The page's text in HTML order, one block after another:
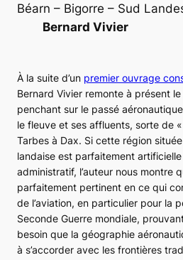
Béarn – Bigorre – Sud
Bernard Vivier
À la suite d’un premier ouvrage
Bernard Vivier remonte à présent le
penchant sur le passé
le fleuve et ses affluents, sorte de
Tarbes à Dax. Si cette région
landaise est parfaitement
administratif, l’auteur nous montre
parfaitement pertinent en ce qui
de l’aviation, en particulier pour la
Seconde Guerre mondiale,
besoin que la géographie
à s’accorder avec les frontières